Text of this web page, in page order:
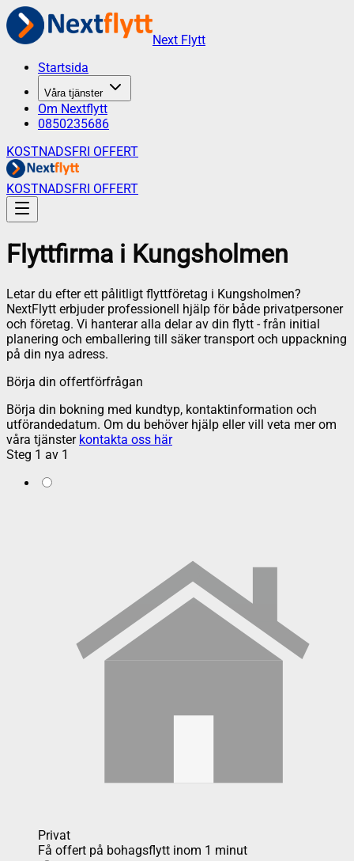
Next Flytt
Startsida
Våra tjänster
Om Nextflytt
0850235686
KOSTNADSFRI OFFERT
KOSTNADSFRI OFFERT
Flyttfirma i Kungsholmen
Letar du efter ett pålitligt flyttföretag i Kungsholmen?
NextFlytt erbjuder professionell hjälp för både privatpersoner
och företag. Vi hanterar alla delar av din flytt - från initial
planering och emballering till säker transport och uppackning
på din nya adress.
Börja din offertförfrågan
Börja din bokning med kundtyp, kontaktinformation och
utförandedatum. Om du behöver hjälp eller vill veta mer om
våra tjänster kontakta oss här
Steg 1 av 1
Privat
Få offert på bohagsflytt inom 1 minut